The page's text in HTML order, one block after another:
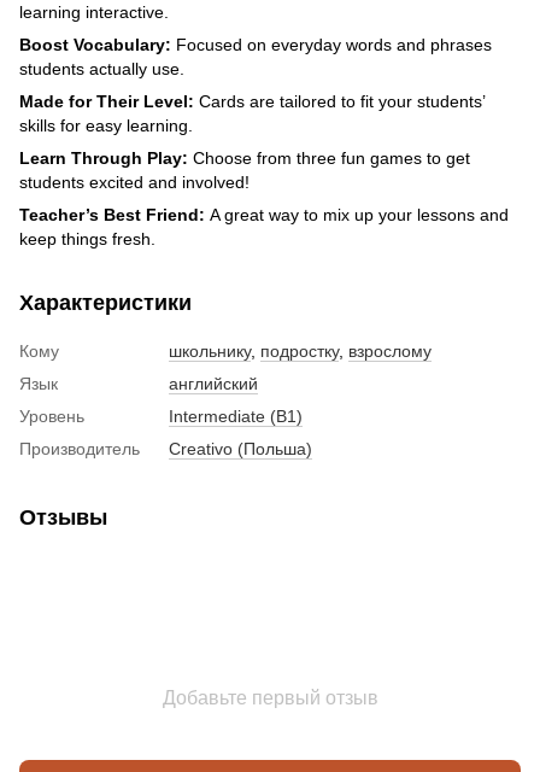
learning interactive.
Boost Vocabulary: Focused on everyday words and phrases
students actually use.
Made for Their Level: Cards are tailored to fit your students’
skills for easy learning.
Learn Through Play: Choose from three fun games to get
students excited and involved!
Teacher’s Best Friend: A great way to mix up your lessons and
keep things fresh.
Характеристики
Кому школьнику, подростку, взрослому
Язык
английский
Уровень
Intermediate (B1)
Производитель
Creativo (Польша)
Отзывы
Добавьте первый отзыв